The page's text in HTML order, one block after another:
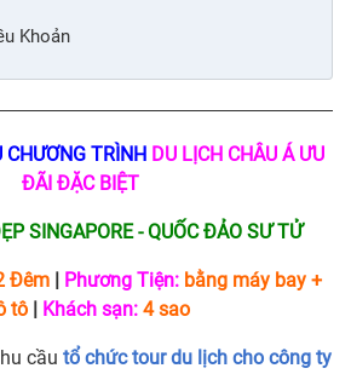
Khoản
CHƯƠNG TRÌNH DU LỊCH CHÂU Á ƯU
ĐÃI ĐẶC BIỆT
SINGAPORE - QUỐC ĐẢO SƯ TỬ
Đêm Phương Tiện: bằng máy bay +
tô| Khách sạn: 4 sao
cầu tổ chức tour du lịch cho công ty